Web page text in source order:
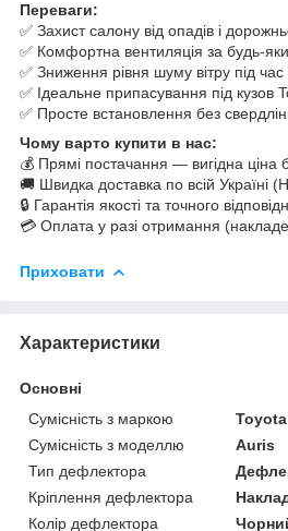
Переваги:
✅ Захист салону від опадів і
✅ Комфортна вентиляція за будь-
✅ Зниження рівня шуму вітру під час
✅ Ідеальне припасування під кузов
✅ Просте встановлення без
Чому варто купити в нас:
💰 Прямі постачання — вигідна ціна
🚚 Швидка доставка по всій Україні
🔒 Гарантія якості та точного
💳 Оплата у разі отримання
Приховати
Характеристики
Основні
Сумісність з маркою
Toyota
Сумісність з моделлю
Auris
Тип дефлектора
Кріплення дефлектора
Колір дефлектора